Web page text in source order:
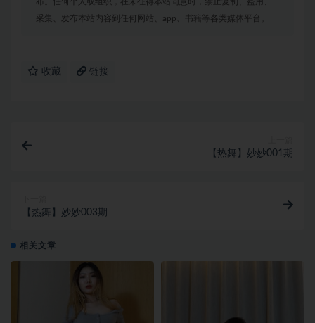
采集、发布本站内容到任何网站、app、书籍等各类媒体平台。
收藏 链接
【热舞】妙妙001期
【热舞】妙妙003期
相关文章